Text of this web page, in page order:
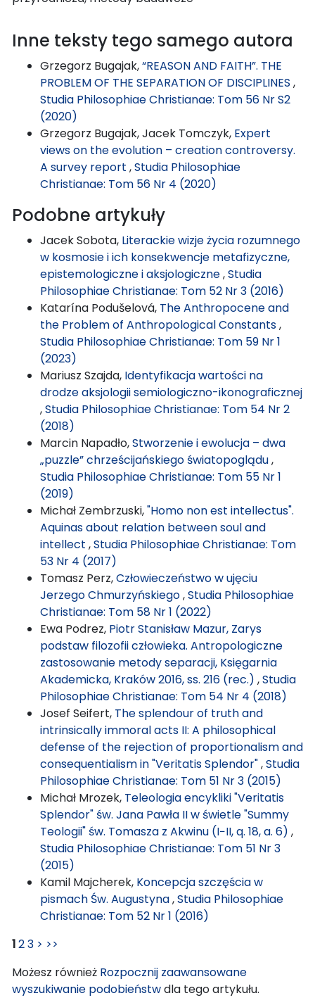
Inne teksty tego samego autora
Grzegorz Bugajak,“REASON AND FAITH”. THE
PROBLEM OF THE SEPARATION OF DISCIPLINES ,
Studia Philosophiae Christianae: Tom 56 Nr S2
(2020)
Grzegorz Bugajak, Jacek Tomczyk, Expert
views on the evolution – creation controversy.
A survey report ,Studia Philosophiae
Christianae: Tom 56 Nr 4 (2020)
Podobne artykuły
Jacek Sobota, Literackie wizje życia rozumnego
w kosmosie i ich konsekwencje metafizyczne,
epistemologiczne i aksjologiczne,Studia
Philosophiae Christianae: Tom 52 Nr 3 (2016)
Katarína Podušelová, The Anthropocene and
the Problem of Anthropological Constants,
Studia Philosophiae Christianae: Tom 59 Nr 1
(2023)
Mariusz Szajda, Identyfikacja wartości na
drodze aksjologii semiologiczno-ikonograficznej
,Studia Philosophiae Christianae: Tom 54 Nr 2
(2018)
Marcin Napadło,Stworzenie i ewolucja – dwa
„puzzle” chrześcijańskiego światopoglądu,
Studia Philosophiae Christianae: Tom 55 Nr 1
(2019)
Michał Zembrzuski,"Homo non est intellectus".
Aquinas about relation between soul and
intellect ,Studia Philosophiae Christianae: Tom
53 Nr 4 (2017)
Tomasz Perz,Człowieczeństwo w ujęciu
Jerzego Chmurzyńskiego,Studia Philosophiae
Christianae: Tom 58 Nr 1 (2022)
Ewa Podrez, Piotr Stanisław Mazur, Zarys
podstaw filozofii człowieka. Antropologiczne
zastosowanie metody separacji, Księgarnia
Akademicka, Kraków 2016, ss. 216 (rec.) ,Studia
Philosophiae Christianae: Tom 54 Nr 4 (2018)
Josef Seifert, The splendour of truth and
intrinsically immoral acts II: A philosophical
defense of the rejection of proportionalism and
consequentialism in "Veritatis Splendor",Studia
Philosophiae Christianae: Tom 51 Nr 3 (2015)
Michał Mrozek, Teleologia encykliki "Veritatis
Splendor" św. Jana Pawła II w świetle "Summy
Teologii" św. Tomasza z Akwinu (I−II, q. 18, a. 6) ,
Studia Philosophiae Christianae: Tom 51 Nr 3
(2015)
Kamil Majcherek, Koncepcja szczęścia w
pismach Św. Augustyna,Studia Philosophiae
Christianae: Tom 52 Nr 1 (2016)
123 > >>
Możesz również Rozpocznij zaawansowane
wyszukiwanie podobieństwdla tego artykułu.